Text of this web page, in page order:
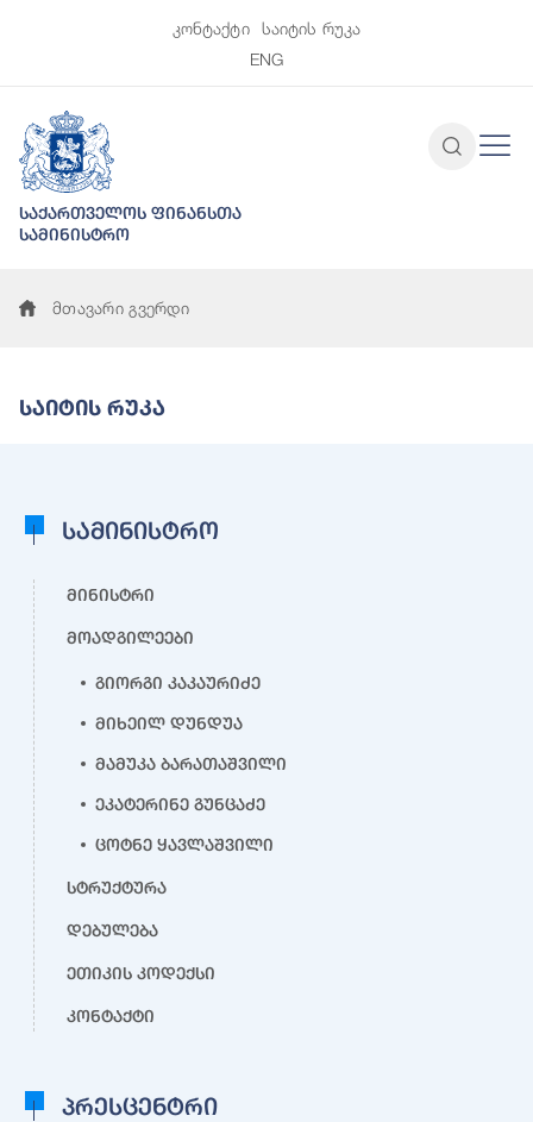
კონტაქტი
საიტის რუკა
ENG
საქართველოს ფინანსთა
სამინისტრო
მთავარი გვერდი
Საიტის Რუკა
სამინისტრო
მინისტრი
მოადგილეები
გიორგი კაკაურიძე
მიხეილ დუნდუა
მამუკა ბარათაშვილი
ეკატერინე გუნცაძე
ცოტნე ყავლაშვილი
სტრუქტურა
დებულება
ეთიკის კოდექსი
კონტაქტი
პრესცენტრი